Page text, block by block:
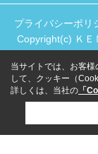
プライバシーポリ
Copyright(c) Ｋ
当サイトでは、お客
して、クッキー（
詳しくは、当社の 「